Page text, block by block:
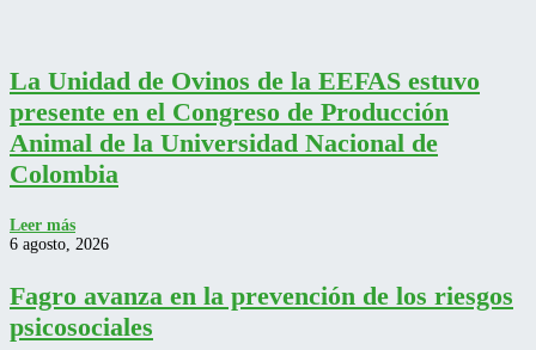
La Unidad de Ovinos de la EEFAS estuvo
presente en el Congreso de Producción
Animal de la Universidad Nacional de
Colombia
Leer más
6 agosto, 2026
Fagro avanza en la prevención de los riesgos
psicosociales